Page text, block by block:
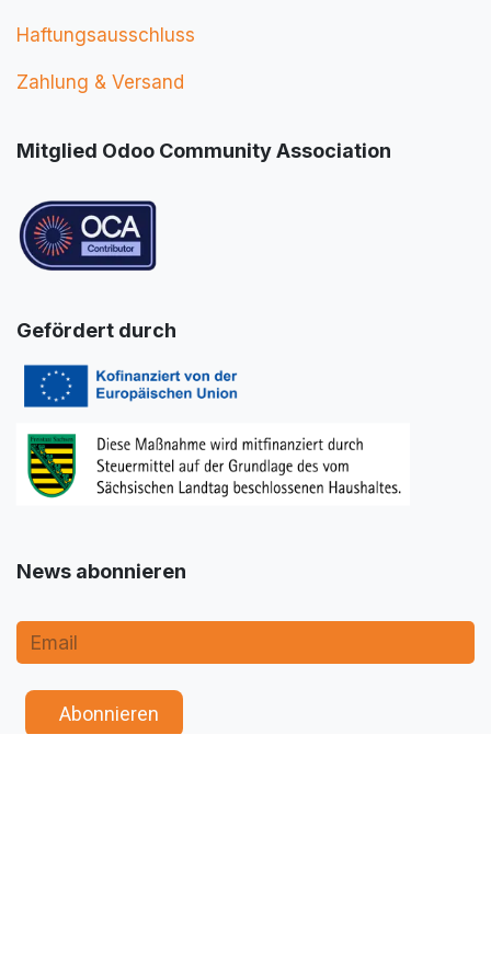
Haftungsausschluss
Zahlung & Versand
Mitglied Odoo Community Association
Gefördert durch
News abonnieren
​ ​ Abonnieren